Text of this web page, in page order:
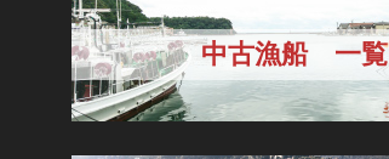
中古漁船 一覧